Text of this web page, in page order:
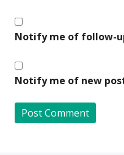
Notify me of follow-
Notify me of new